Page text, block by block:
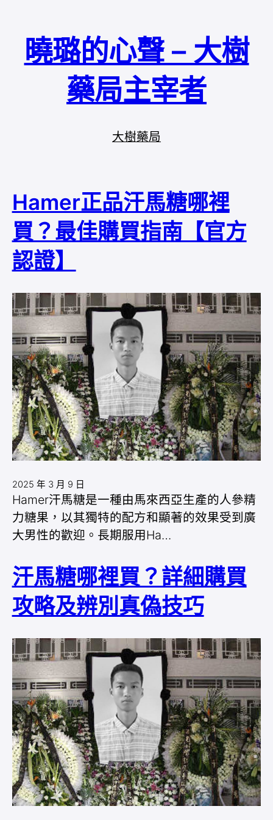
曉璐的心聲 – 大樹
藥局主宰者
大樹藥局
Hamer正品汗馬糖哪裡
買？最佳購買指南【官方
認證】
2025 年 3 月 9 日
Hamer汗馬糖是一種由馬來西亞生產的人參精
力糖果，以其獨特的配方和顯著的效果受到廣
大男性的歡迎。長期服用Ha…
汗馬糖哪裡買？詳細購買
攻略及辨別真偽技巧